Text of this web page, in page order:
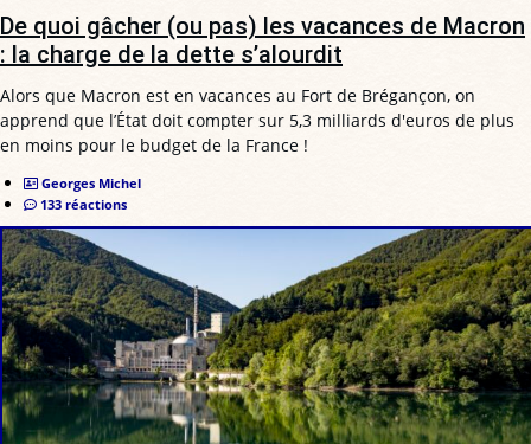
De quoi gâcher (ou pas) les vacances de Macron
: la charge de la dette s’alourdit
Alors que Macron est en vacances au Fort de Brégançon, on
apprend que l’État doit compter sur 5,3 milliards d'euros de plus
en moins pour le budget de la France !
Georges Michel
133 réactions